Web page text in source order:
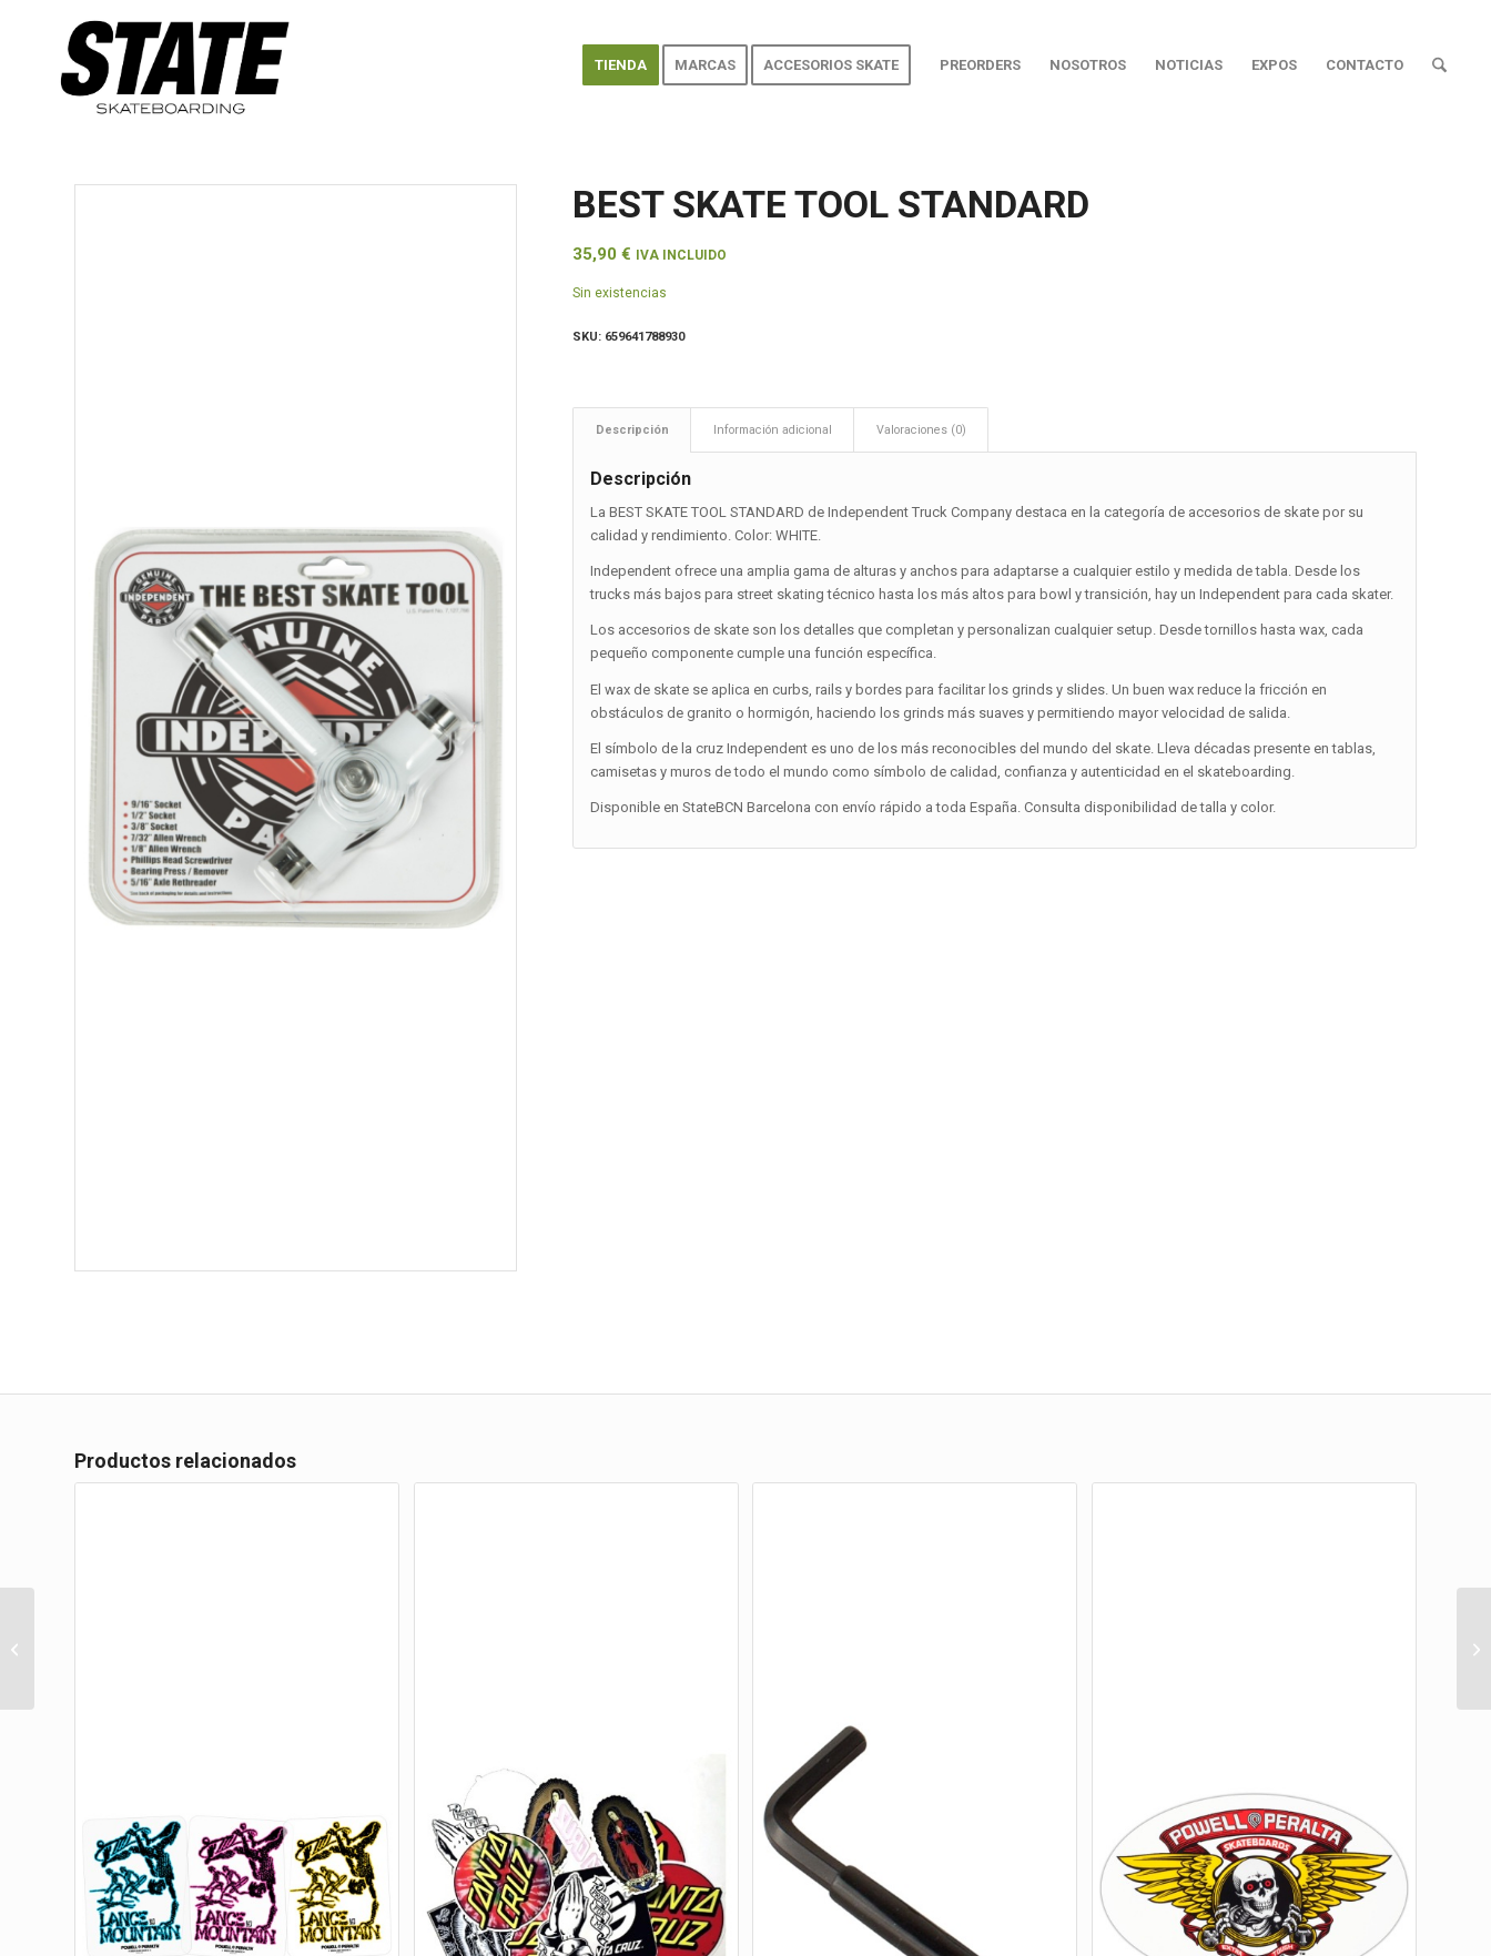
TIENDA MARCAS ACCESORIOS SKATE PREORDERS NOSOTROS NOTICIAS EXPOS CONTACTO
BEST SKATE TOOL STANDARD
35,90€ IVA INCLUIDO
Sin existencias
SKU: 659641788930
Descripción Información adicional Valoraciones (0)
Descripción
La BEST SKATE TOOL STANDARD de Independent Truck Company destaca en la categoría de accesorios de skate por su
calidad y rendimiento. Color: WHITE.
Independent ofrece una amplia gama de alturas y anchos para adaptarse a cualquier estilo y medida de tabla. Desde los
trucks más bajos para street skating técnico hasta los más altos para bowl y transición, hay un Independent para cada skater.
Los accesorios de skate son los detalles que completan y personalizan cualquier setup. Desde tornillos hasta wax, cada
pequeño componente cumple una función específica.
El wax de skate se aplica en curbs, rails y bordes para facilitar los grinds y slides. Un buen wax reduce la fricción en
obstáculos de granito o hormigón, haciendo los grinds más suaves y permitiendo mayor velocidad de salida.
El símbolo de la cruz Independent es uno de los más reconocibles del mundo del skate. Lleva décadas presente en tablas,
camisetas y muros de todo el mundo como símbolo de calidad, confianza y autenticidad en el skateboarding.
Disponible en StateBCN Barcelona con envío rápido a toda España. Consulta disponibilidad de talla y color.
Productos relacionados